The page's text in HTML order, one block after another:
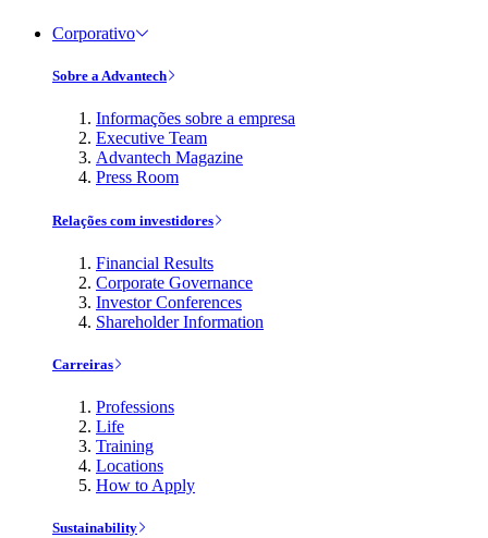
Corporativo
Sobre a Advantech
Informações sobre a empresa
Executive Team
Advantech Magazine
Press Room
Relações com investidores
Financial Results
Corporate Governance
Investor Conferences
Shareholder Information
Carreiras
Professions
Life
Training
Locations
How to Apply
Sustainability